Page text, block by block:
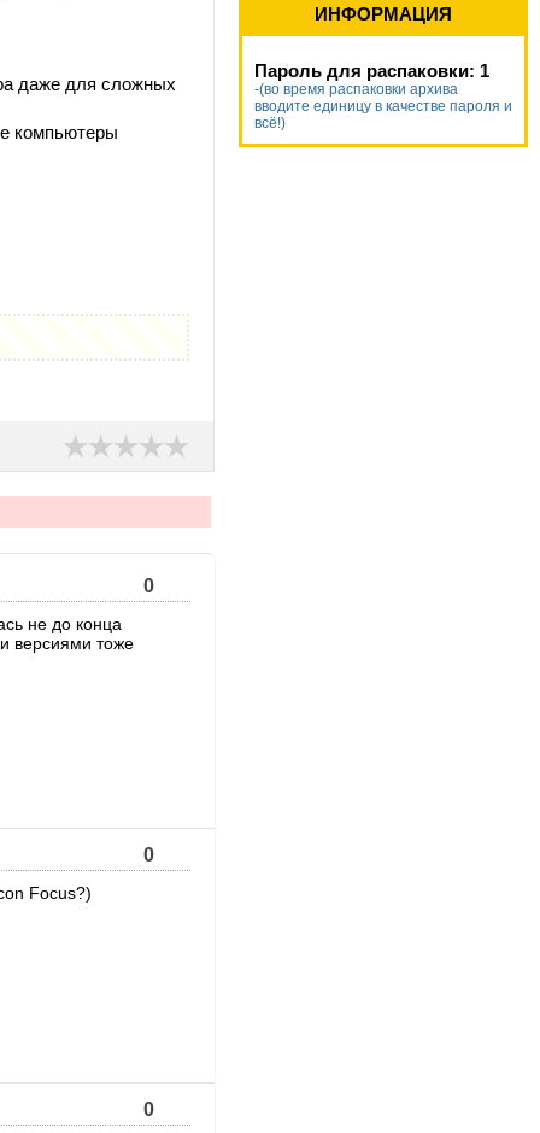
даже для сложных
компьютеры
0
не до конца
версиями тоже
0
Focus?)
0
ИНФОРМАЦИЯ
Пароль для распаковки: 1
-(во время распаковки архива
вводите единицу в качестве пароля и
всё!)